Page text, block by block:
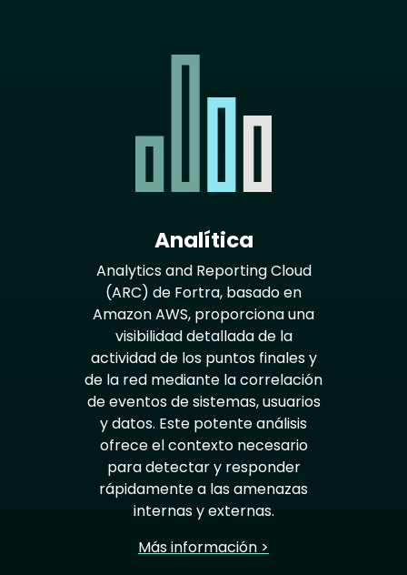
Analítica
Analytics and Reporting Cloud
(ARC) de Fortra, basado en
Amazon AWS, proporciona una
visibilidad detallada de la
actividad de los puntos finales y
de la red mediante la correlación
de eventos de sistemas, usuarios
y datos. Este potente análisis
ofrece el contexto necesario
para detectar y responder
rápidamente a las amenazas
internas y externas.
Más información >